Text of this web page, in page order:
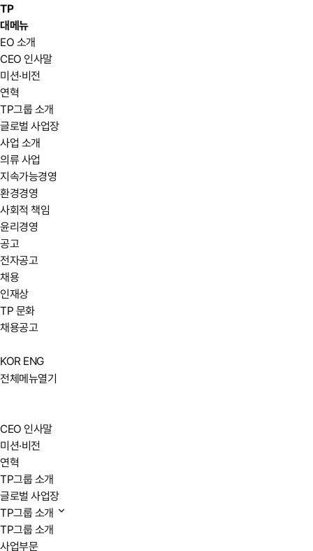
TP
대메뉴
EO 소개
CEO 인사말
미션·비전
연혁
TP그룹 소개
글로벌 사업장
사업 소개
의류 사업
지속가능경영
환경경영
사회적 책임
윤리경영
공고
전자공고
채용
인재상
TP 문화
채용공고
KOR ENG
전체메뉴열기
CEO 인사말
미션·비전
연혁
TP그룹 소개
글로벌 사업장
TP그룹 소개
TP그룹 소개
사업부문